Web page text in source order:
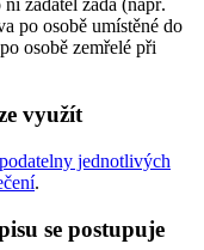
po osobě umístěné do
osobě zemřelé při
využít
jednotlivých
.
se postupuje